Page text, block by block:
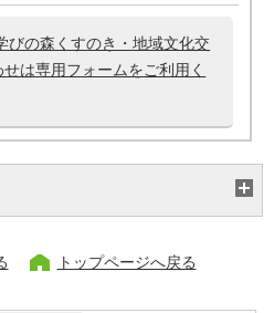
びの森くすのき・地域文化交
は専用フォームをご利用く
トップページへ戻る